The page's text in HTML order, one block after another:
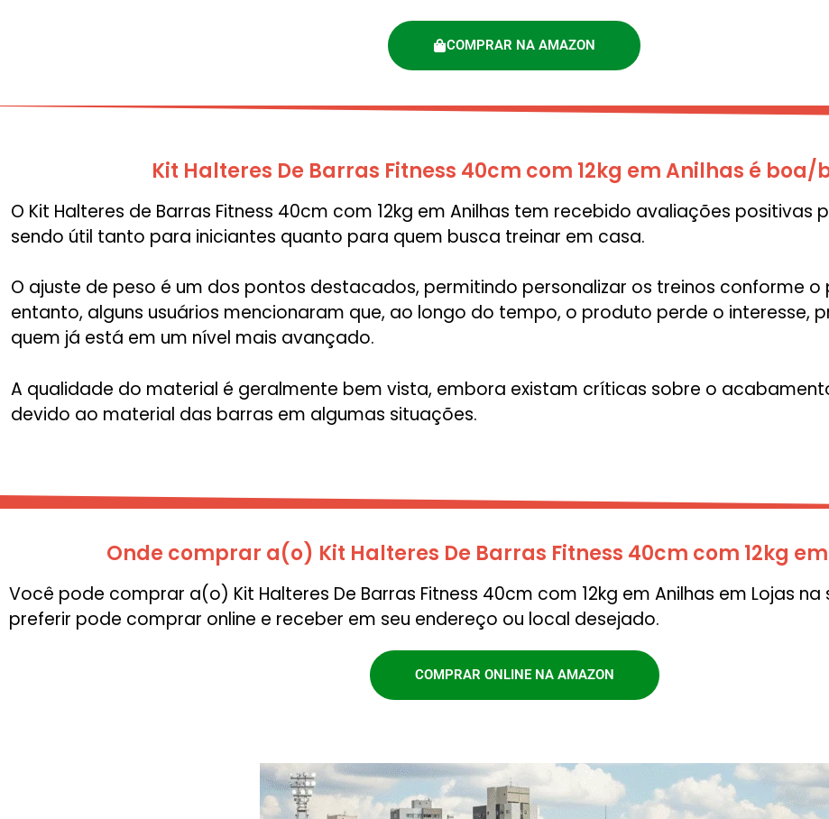
COMPRAR NA AMAZON
Kit Halteres De Barras Fitness 40cm com 12kg em Anilhas é boa/
O Kit Halteres de Barras Fitness 40cm com 12kg em Anilhas tem recebido avaliações positivas
sendo útil tanto para iniciantes quanto para quem busca treinar em casa.
O ajuste de peso é um dos pontos destacados, permitindo personalizar os treinos conforme o
entanto, alguns usuários mencionaram que, ao longo do tempo, o produto perde o interesse,
quem já está em um nível mais avançado.
A qualidade do material é geralmente bem vista, embora existam críticas sobre o
devido ao material das barras em algumas situações.
Onde comprar a(o) Kit Halteres De Barras Fitness 40cm com 12kg
Você pode comprar a(o) Kit Halteres De Barras Fitness 40cm com 12kg em Anilhas em Lojas
preferir pode comprar online e receber em seu endereço ou local desejado.
COMPRAR ONLINE NA AMAZON